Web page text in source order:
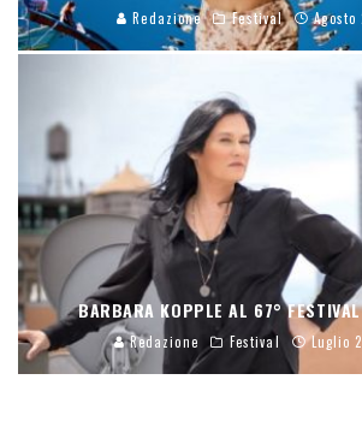
Redazione Festival Agosto
BARBARA KOPPLE AL 67°
Redazione Festival Luglio